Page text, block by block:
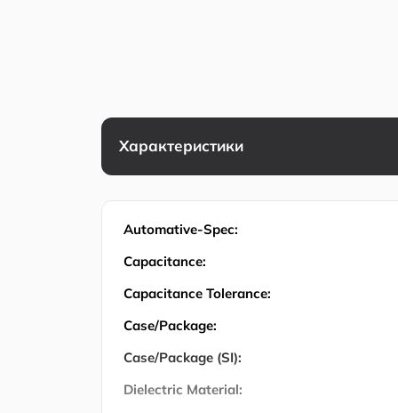
Характеристики
Automative-Spec:
Capacitance:
Capacitance Tolerance:
Case/Package:
Case/Package (SI):
Dielectric Material: